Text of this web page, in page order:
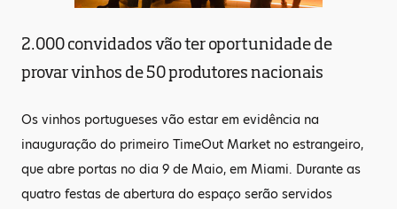
2.000 convidados vão ter oportunidade de
provar vinhos de 50 produtores nacionais
Os vinhos portugueses vão estar em evidência na
inauguração do primeiro TimeOut Market no estrangeiro,
que abre portas no dia 9 de Maio, em Miami. Durante as
quatro festas de abertura do espaço serão servidos